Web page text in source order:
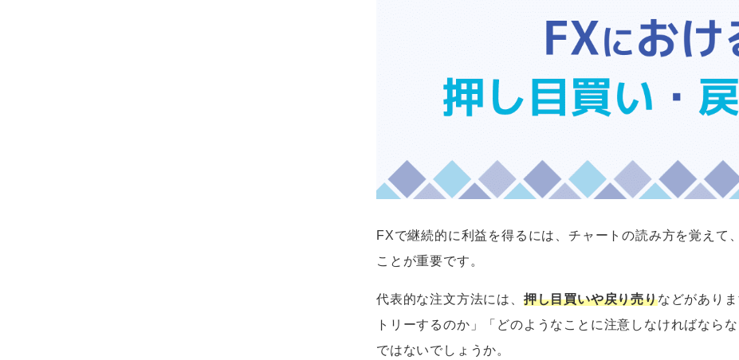
FXで継続的に利益を得るには、チャートの読み方を覚えて
ことが重要です。
代表的な注文方法には、 押し目買いや戻り売りなどがあり
トリーするのか」「どのようなことに注意しなければなら
ではないでしょうか。